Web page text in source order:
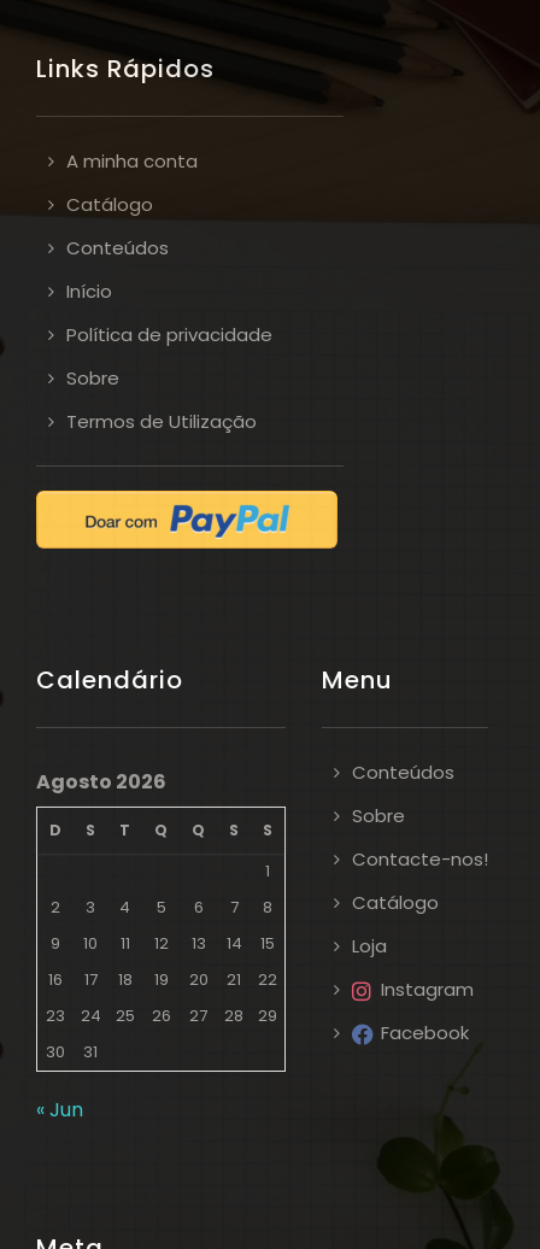
Links Rápidos
A minha conta
Catálogo
Conteúdos
Início
Política de privacidade
Sobre
Termos de Utilização
Calendário
Agosto 2026
D S T Q Q S S
1
2
3 4 5 6 7
8
9
10 11 12 13 14
15
16
17 18 19 20 21
22
23
24 25 26 27 28
29
30
31
« Jun
Menu
Conteúdos
Sobre
Contacte-nos!
Catálogo
Loja
Instagram
Facebook